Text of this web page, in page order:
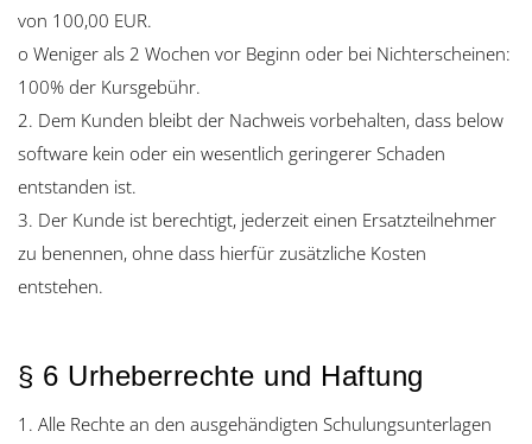
von 100,00 EUR.
o Weniger als 2 Wochen vor Beginn oder bei Nichterscheinen:
100% der Kursgebühr.
2. Dem Kunden bleibt der Nachweis vorbehalten, dass below
software kein oder ein wesentlich geringerer Schaden
entstanden ist.
3. Der Kunde ist berechtigt, jederzeit einen Ersatzteilnehmer
zu benennen, ohne dass hierfür zusätzliche Kosten
entstehen.
§ 6 Urheberrechte und Haftung
1. Alle Rechte an den ausgehändigten Schulungsunterlagen